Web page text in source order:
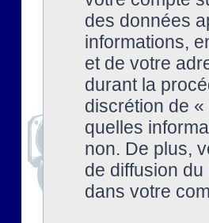
des données
informations,
et de votre
durant la
discrétion de
quelles
non. De plus,
de diffusion du
dans votre